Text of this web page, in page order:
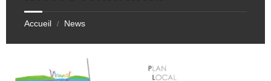
Accueil / News